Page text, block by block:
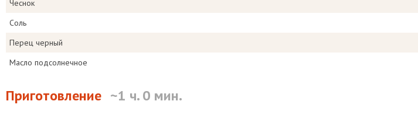
Чеснок
Соль
Перец черный
Масло подсолнечное
Приготовление ~1 ч. 0 мин.